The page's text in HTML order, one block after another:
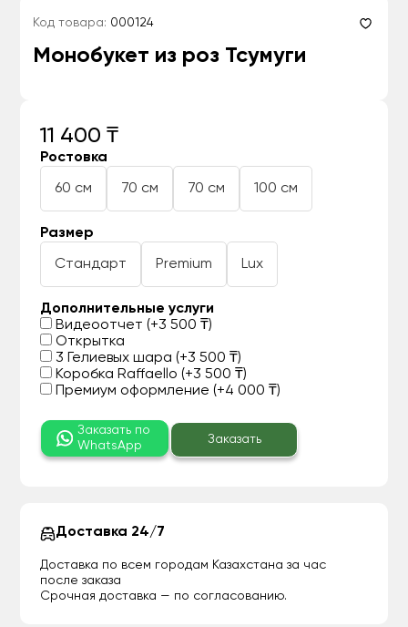
Код товара: 000124
Монобукет из роз Тсумуги
11 400 ₸
Ростовка
60 см 70 см 70 см 100 см
Размер
Стандарт Premium Lux
Дополнительные услуги
Видеоотчет (+3 500 ₸)
Открытка
3 Гелиевых шара (+3 500 ₸)
Коробка Raffaello (+3 500 ₸)
Премиум оформление (+4 000 ₸)
Заказать по
WhatsApp
Заказать
Доставка 24/7
Доставка по всем городам Казахстана за час
после заказа
Срочная доставка — по согласованию.